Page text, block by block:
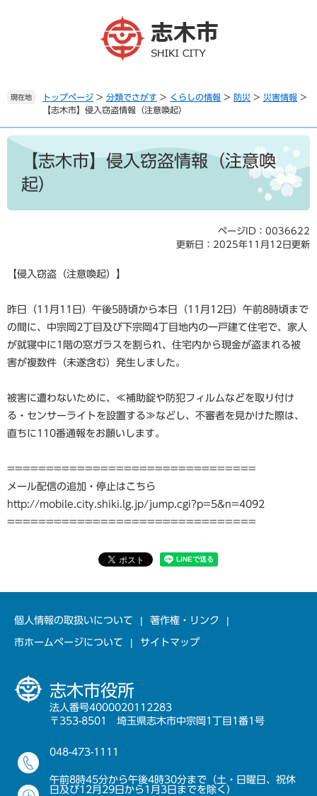
。
て
本
現在地 トップページ > 分類でさがす > くらしの情報 > 防災 > 災害情報 >
【志木市】侵入窃盗情報（注意喚起）
本
【志木市】侵入窃盗情報（注意喚
起）
ページID：0036622
更新日：2025年11月12日更新
【侵入窃盗（注意喚起）】
昨日（11月11日）午後5時頃から本日（11月12日）午前8時頃まで
の間に、中宗岡2丁目及び下宗岡4丁目地内の一戸建て住宅で、家人
が就寝中に1階の窓ガラスを割られ、住宅内から現金が盗まれる被
害が複数件（未遂含む）発生しました。
被害に遭わないために、≪補助錠や防犯フィルムなどを取り付け
る・センサーライトを設置する≫などし、不審者を見かけた際は、
直ちに110番通報をお願いします。
================================
メール配信の追加・停止はこちら
http://mobile.city.shiki.lg.jp/jump.cgi?p=5&n=4092
================================
個人情報の取扱いについて 著作権・リンク
市ホームページについて サイトマップ
志木市役所
法人番号4000020112283
〒353-8501 埼玉県志木市中宗岡1丁目1番1号
048-473-1111
午前8時45分から午後4時30分まで（土・日曜日、祝休
日及び12月29日から1月3日までを除く）